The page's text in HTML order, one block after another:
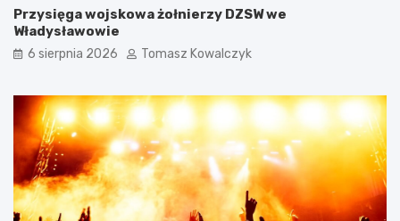
Przysięga wojskowa żołnierzy DZSW we
Władysławowie
6 sierpnia 2026 Tomasz Kowalczyk